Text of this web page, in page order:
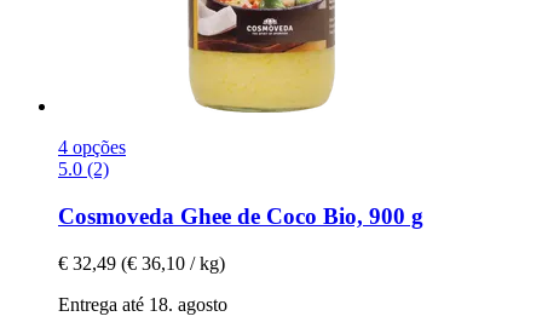
4 opções
5.0 (2)
Cosmoveda Ghee de Coco Bio, 900 g
€ 32,49 (€ 36,10 / kg)
Entrega até 18. agosto